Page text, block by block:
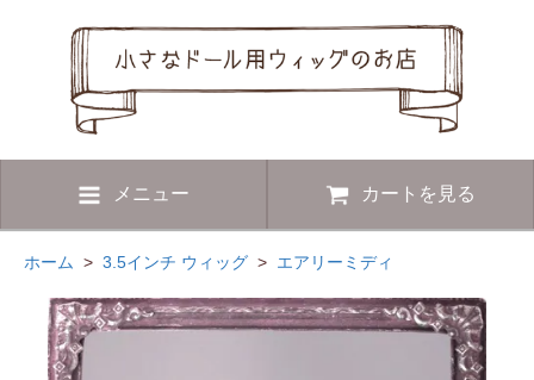
メニュー カートを見る
ホーム > 3.5インチ ウィッグ > エアリーミディ